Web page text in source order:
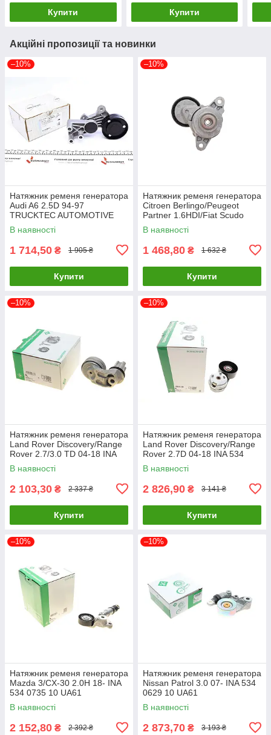
Купити Купити
Акційні пропозиції та новинки
–10%
Натяжник ременя генератора
Audi A6 2.5D 94-97
TRUCKTEC AUTOMOTIVE
07.19.215 UA61
В наявності
1 714,50 ₴ 1 905 ₴
Купити
–10%
Натяжник ременя генератора
Citroen Berlingo/Peugeot
Partner 1.6HDI/Fiat Scudo
1.6D INA 534 0795 10 UA61
В наявності
1 468,80 ₴ 1 632 ₴
Купити
–10%
Натяжник ременя генератора
Land Rover Discovery/Range
Rover 2.7/3.0 TD 04-18 INA
534 0635 10 UA61
В наявності
2 103,30 ₴ 2 337 ₴
Купити
–10%
Натяжник ременя генератора
Land Rover Discovery/Range
Rover 2.7D 04-18 INA 534
0681 10 UA61
В наявності
2 826,90 ₴ 3 141 ₴
Купити
–10%
Натяжник ременя генератора
Mazda 3/CX-30 2.0H 18- INA
534 0735 10 UA61
В наявності
2 152,80 ₴ 2 392 ₴
–10%
Натяжник ременя генератора
Nissan Patrol 3.0 07- INA 534
0629 10 UA61
В наявності
2 873,70 ₴ 3 193 ₴